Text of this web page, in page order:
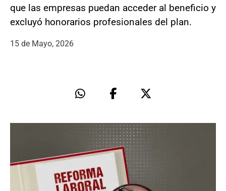
que las empresas puedan acceder al beneficio y
excluyó honorarios profesionales del plan.
15 de Mayo, 2026